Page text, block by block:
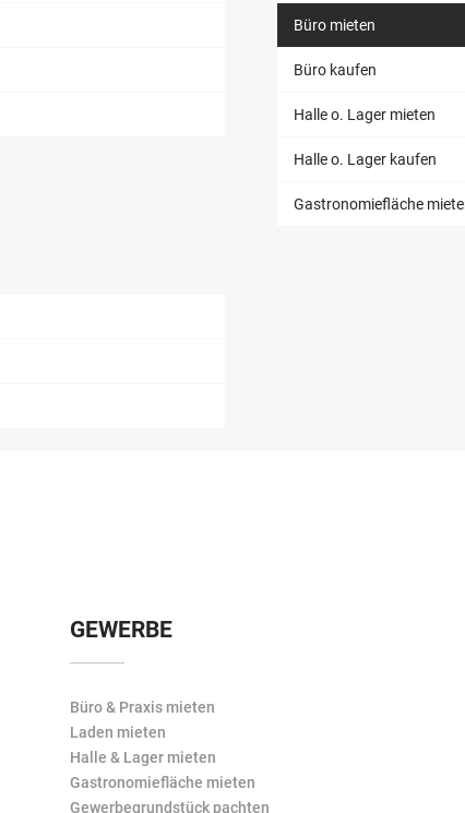
Büro mieten
Büro kaufen
Halle o. Lager mieten
Halle o. Lager kaufen
Gastronomiefläche
GEWERBE
Büro & Praxis mieten
Laden mieten
Halle & Lager mieten
Gastronomiefläche mieten
Gewerbegrundstück pachten